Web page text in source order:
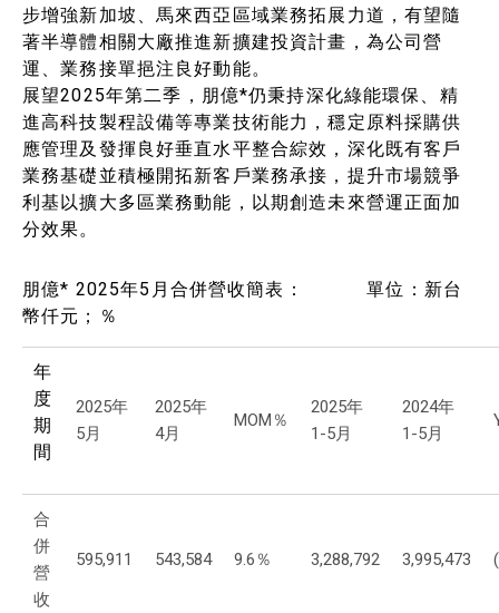
步增強新加坡、馬來西亞區域業務拓展力道，有望隨
著半導體相關大廠推進新擴建投資計畫，為公司營
運、業務接單挹注良好動能。
展望2025年第二季，朋億*仍秉持深化綠能環保、精
進高科技製程設備等專業技術能力，穩定原料採購供
應管理及發揮良好垂直水平整合綜效，深化既有客戶
業務基礎並積極開拓新客戶業務承接，提升市場競爭
利基以擴大多區業務動能，以期創造未來營運正面加
分效果。
朋億* 2025年5月合併營收簡表： 單位：新台
幣仟元；％
年
度
期
間
2025年
5月
2025年
4月
MOM％
2025年
1-5月
2024年
1-5月
合
併
營
收
595,911 543,584 9.6％ 3,288,792 3,995,473